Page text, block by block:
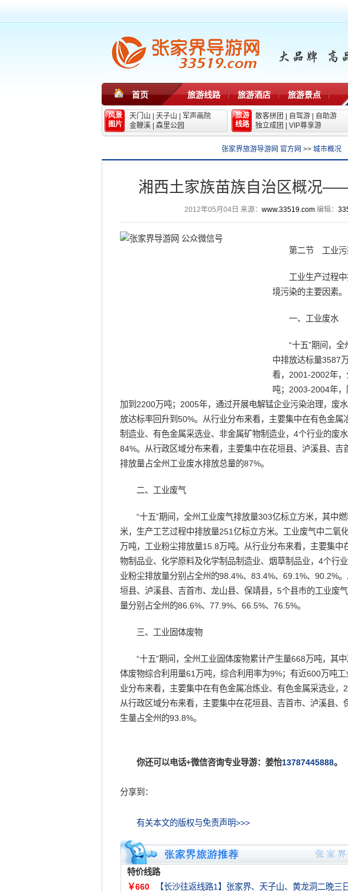
首页 旅游线路 旅游酒店 旅游景点
风景
图片
天门山 天子山
军声画院
金鞭溪
森里公园
旅游
线路
散客拼团 自驾游
自助游
独立成团
VIP尊享游
张家界旅游导游网 官方网 >> 城市概况
湘西土家族苗族自治区概况
2012年05月04日 来源： www.33519.com编辑：
第二节 工业污
工业生产过程中
境污染的主要因素。
一、工业废水
“十五”期间，全
中排放达标量3587
看，2001-2002年
吨；2003-2004年
加到2200万吨；2005年，通过开展电解锰企业污染治理，废
放达标率回升到50%。从行业分布来看，主要集中在有色金属
制造业、有色金属采选业、非金属矿物制造业，4个行业的废
84%。从行政区域分布来看，主要集中在花垣县、泸溪县、吉
排放量占全州工业废水排放总量的87%。
二、工业废气
“十五”期间，全州工业废气排放量303亿标立方米，其中
米，生产工艺过程中排放量251亿标立方米。工业废气中二氧
万吨，工业粉尘排放量15.8万吨。从行业分布来看，主要集
物制品业、化学原料及化学制品制造业、烟草制品业，4个行
业粉尘排放量分别占全州的98.4%、83.4%、69.1%、90.2%
垣县、泸溪县、吉首市、龙山县、保靖县，5个县市的工业废
量分别占全州的86.6%、77.9%、66.5%、76.5%。
三、工业固体废物
“十五”期间，全州工业固体废物累计产生量668万吨，其中
体废物综合利用量61万吨，综合利用率为9%；有近600万吨
业分布来看，主要集中在有色金属冶炼业、有色金属采选业，
从行政区域分布来看，主要集中在花垣县、吉首市、泸溪县
生量占全州的93.8%。
你还可以电话+微信咨询专业导游：姜怡13787445888。
分享到：
有关本文的版权与免责声明>>>
特价线路
￥660
【长沙往返线路1】张家界、天子山、黄龙洞二晚三